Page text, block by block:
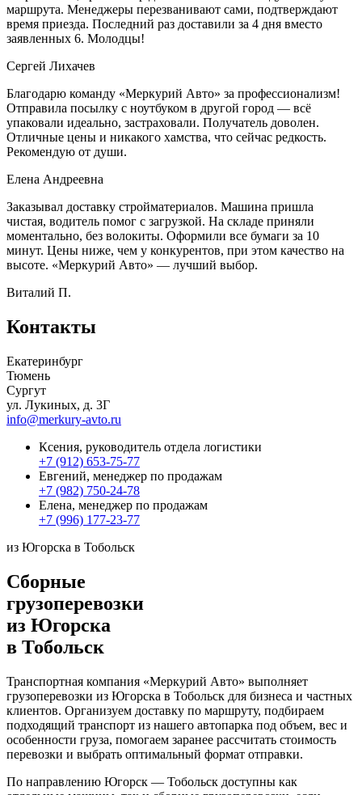
маршрута. Менеджеры перезванивают сами, подтверждают
время приезда. Последний раз доставили за 4 дня вместо
заявленных 6. Молодцы!
Сергей Лихачев
Благодарю команду «Меркурий Авто» за профессионализм!
Отправила посылку с ноутбуком в другой город — всё
упаковали идеально, застраховали. Получатель доволен.
Отличные цены и никакого хамства, что сейчас редкость.
Рекомендую от души.
Елена Андреевна
Заказывал доставку стройматериалов. Машина пришла
чистая, водитель помог с загрузкой. На складе приняли
моментально, без волокиты. Оформили все бумаги за 10
минут. Цены ниже, чем у конкурентов, при этом качество на
высоте. «Меркурий Авто» — лучший выбор.
Виталий П.
Контакты
Екатеринбург
Тюмень
Сургут
ул. Лукиных, д. 3Г
info@merkury-avto.ru
Ксения, руководитель отдела логистики
+7 (912) 653-75-77
Евгений, менеджер по продажам
+7 (982) 750-24-78
Елена, менеджер по продажам
+7 (996) 177-23-77
из Югорска в Тобольск
Сборные
грузоперевозки
из Югорска
в Тобольск
Транспортная компания «Меркурий Авто» выполняет
грузоперевозки из Югорска в Тобольск для бизнеса и частных
клиентов. Организуем доставку по маршруту, подбираем
подходящий транспорт из нашего автопарка под объем, вес и
особенности груза, помогаем заранее рассчитать стоимость
перевозки и выбрать оптимальный формат отправки.
По направлению Югорск — Тобольск доступны как